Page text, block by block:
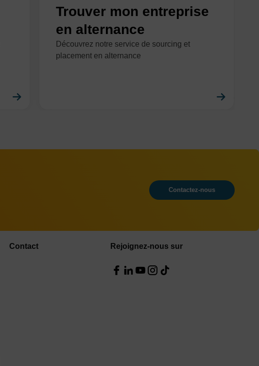
Trouver mon entreprise
en alternance
Découvrez notre service de sourcing et
placement en alternance
Contactez-nous
Contact Rejoignez-nous sur